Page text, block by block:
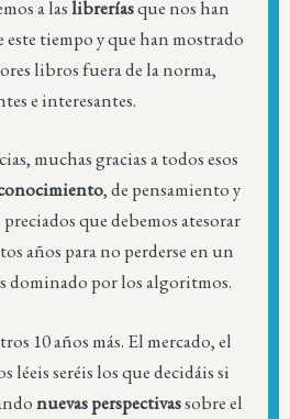
a laslibreríasque nos han
tiempo y que han mostrado
libros fuera de la norma,
e interesantes.
muchas gracias a todos esos
, de pensamiento y
que debemos atesorar
años para no perderse en un
dominado por los algoritmos.
10 años más. El mercado, el
léeis seréis los que decidáis si
nuevas perspectivassobre el